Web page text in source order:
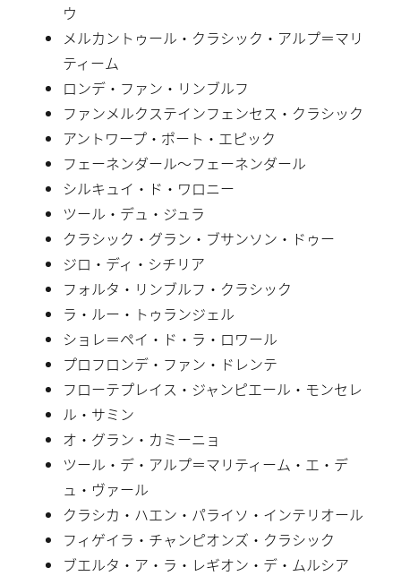
ウ
メルカントゥール・クラシック・アルプ＝マリ
ティーム
ロンデ・ファン・リンブルフ
ファンメルクステインフェンセス・クラシック
アントワープ・ポート・エピック
フェーネンダール〜フェーネンダール
シルキュイ・ド・ワロニー
ツール・デュ・ジュラ
クラシック・グラン・ブサンソン・ドゥー
ジロ・ディ・シチリア
フォルタ・リンブルフ・クラシック
ラ・ルー・トゥランジェル
ショレ＝ペイ・ド・ラ・ロワール
プロフロンデ・ファン・ドレンテ
フローテプレイス・ジャンピエール・モンセレ
ル・サミン
オ・グラン・カミーニョ
ツール・デ・アルプ＝マリティーム・エ・デ
ュ・ヴァール
クラシカ・ハエン・パライソ・インテリオール
フィゲイラ・チャンピオンズ・クラシック
ブエルタ・ア・ラ・レギオン・デ・ムルシア